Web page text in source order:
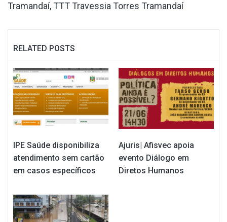
Tramandaí, TTT Travessia Torres Tramandaí
RELATED POSTS
IPE Saúde disponibiliza
atendimento sem cartão
em casos específicos
Ajuris| Afisvec apoia
evento Diálogo em
Diretos Humanos